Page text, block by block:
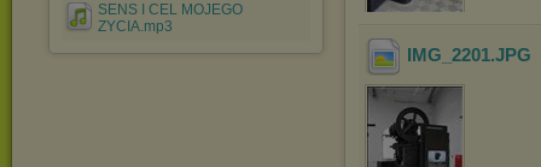
SENS I CEL MOJEGO
ZYCIA.mp3
IMG_2201.JPG